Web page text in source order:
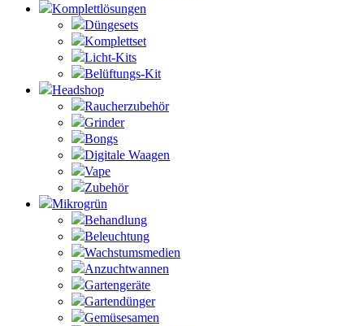
Komplettlösungen
Düngesets
Komplettset
Licht-Kits
Belüftungs-Kit
Headshop
Raucherzubehör
Grinder
Bongs
Digitale Waagen
Vape
Zubehör
Mikrogrün
Behandlung
Beleuchtung
Wachstumsmedien
Anzuchtwannen
Gartengeräte
Gartendünger
Gemüsesamen